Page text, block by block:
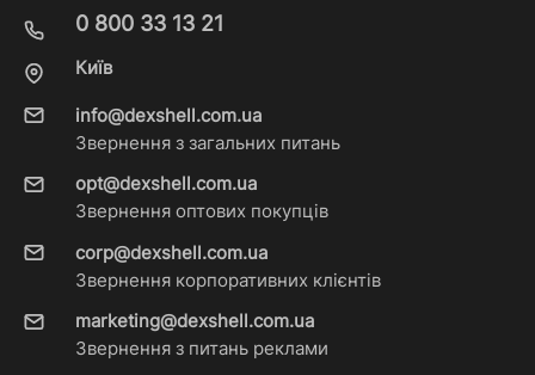
0 800 33 13 21
Київ
info@dexshell.com.ua
Звернення з загальних питань
opt@dexshell.com.ua
Звернення оптових покупців
corp@dexshell.com.ua
Звернення корпоративних клієнтів
marketing@dexshell.com.ua
Звернення з питань реклами